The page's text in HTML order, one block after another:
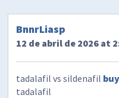
BnnrLiasp
12 de abril de 2026 at
tadalafil vs sildenafil
tadalafil